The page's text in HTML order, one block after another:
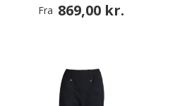
Fra 869,00 kr.